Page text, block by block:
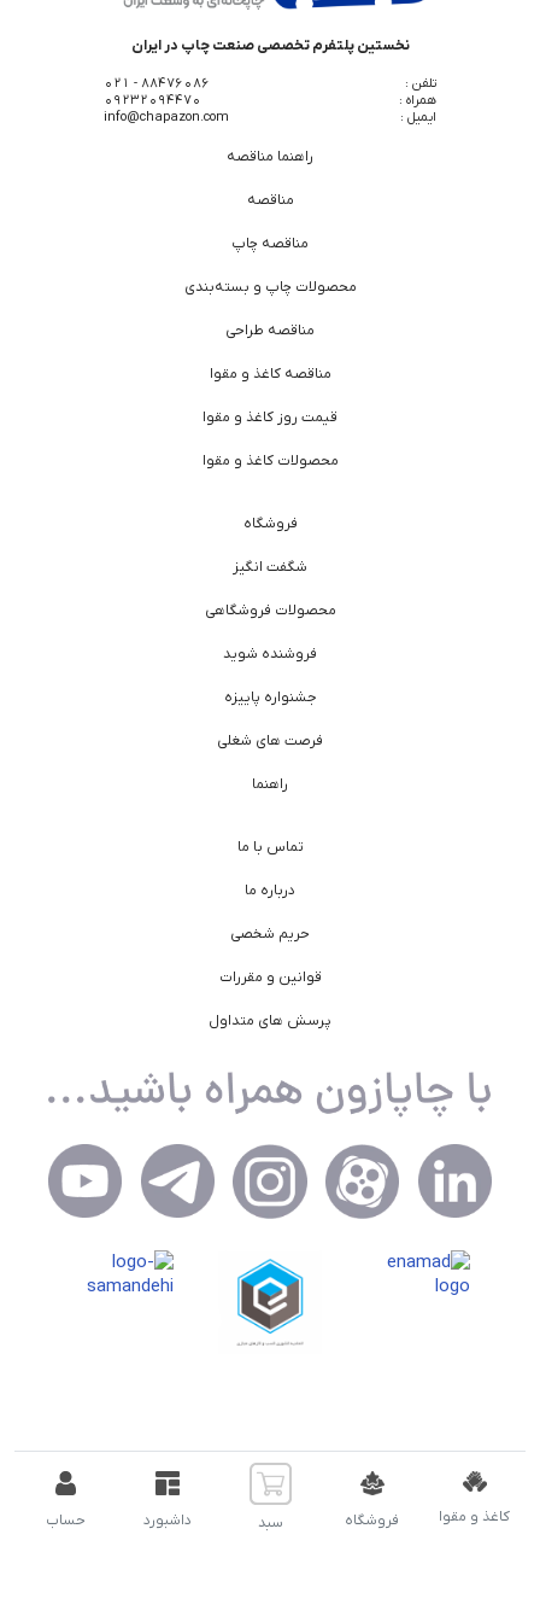
کاغذ و مقوا فروشگاه سبد داشبورد حساب
نخستین پلتفرم تخصصی صنعت چاپ در ایران
تلفن :
88476086 - 021
همراه :
09232094470
ایمیل :
info@chapazon.com
راهنما مناقصه
مناقصه
مناقصه چاپ
محصولات چاپ و بسته‌بندی
مناقصه طراحی
مناقصه کاغذ و مقوا
قیمت روز کاغذ و مقوا
محصولات کاغذ و مقوا
فروشگاه
شگفت انگیز
محصولات فروشگاهی
فروشنده شوید
جشنواره پاییزه
فرصت های شغلی
راهنما
تماس با ما
درباره ما
حریم شخصی
قوانین و مقررات
پرسش های متداول
تمام حقوق مادی و معنوی سایت برای شرکت اسپاد توسعه نویان (
چاپازون ) محفوظ است.